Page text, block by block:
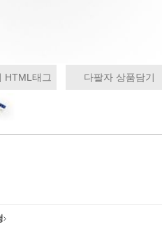
HTML태그 다팔자 상품담기